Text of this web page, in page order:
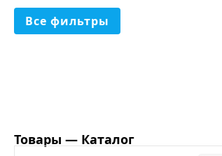
Все фильтры
Товары — Каталог